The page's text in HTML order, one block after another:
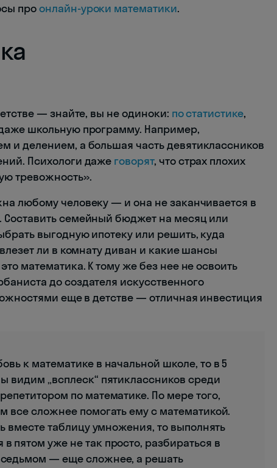
проонлайн-уроки математики.
— знайте, вы не одиноки: по статистике,
школьную программу. Например,
и делением, а большая часть девятиклассников
Психологи даже говорят, что страх плохих
тревожность».
любому человеку — и она не заканчивается в
Составить семейный бюджет на месяц или
выгодную ипотеку или решить, куда
ли в комнату диван и какие шансы
математика. К тому же без нее не освоить
до создателя искусственного
еще в детстве — отличная инвестиция
к математике в начальной школе, то в 5
видим „всплеск“ пятиклассников среди
по математике. По мере того,
все сложнее помогать ему с математикой.
вместе таблицу умножения, то выполнять
пятом уже не так просто, разбираться в
— еще сложнее, а решать